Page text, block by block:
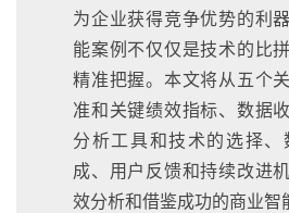
为企业获得竞争优势的利
能案例不仅仅是技术的比
精准把握。本文将从五个
准和关键绩效指标、数据
分析工具和技术的选择
成、用户反馈和持续改进
效分析和借鉴成功的商业智